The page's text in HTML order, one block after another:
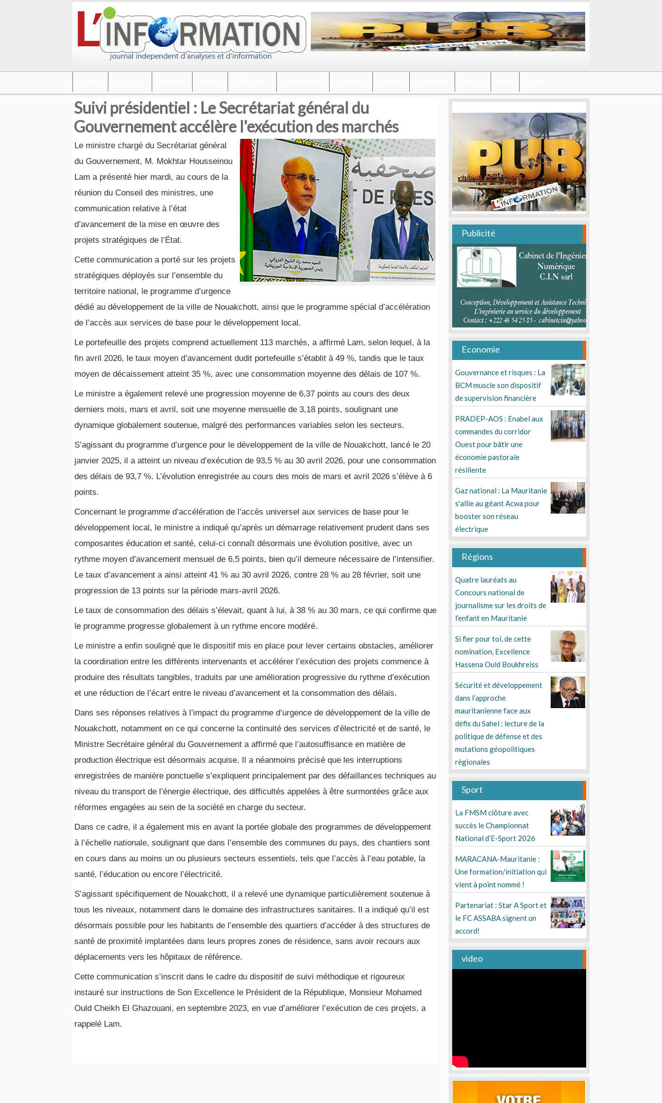
Publicité
Economie
Gouvernance et risques : La
BCM muscle son dispositif
de supervision financière
PRADEP-AOS : Enabel aux
commandes du corridor
Ouest pour bâtir une
économie pastorale
résiliente
Gaz national : La Mauritanie
s'allie au géant Acwa pour
booster son réseau
électrique
Régions
Quatre lauréats au
Concours national de
journalisme sur les droits de
l’enfant en Mauritanie
Si fier pour toi, de cette
nomination, Excellence
Hassena Ould Boukhreiss
Sécurité et développement
dans l’approche
mauritanienne face aux
défis du Sahel : lecture de la
politique de défense et des
mutations géopolitiques
régionales
Sport
La FMSM clôture avec
succès le Championnat
National d’E-Sport 2026
MARACANA-Mauritanie :
Une formation/initiation qui
vient à point nommé !
Partenariat : Star A Sport et
le FC ASSABA signent un
accord!
video
Suivi présidentiel : Le Secrétariat général du
Gouvernement accélère l'exécution des marchés
Le ministre chargé du Secrétariat général
du Gouvernement, M. Mokhtar Housseinou
Lam a présenté hier mardi, au cours de la
réunion du Conseil des ministres, une
communication relative à l’état
d’avancement de la mise en œuvre des
projets stratégiques de l’État.
Cette communication a porté sur les projets
stratégiques déployés sur l’ensemble du
territoire national, le programme d’urgence
dédié au développement de la ville de Nouakchott, ainsi que le programme spécial d’accélération
de l’accès aux services de base pour le développement local.
Le portefeuille des projets comprend actuellement 113 marchés, a affirmé Lam, selon lequel, à la
fin avril 2026, le taux moyen d’avancement dudit portefeuille s’établit à 49 %, tandis que le taux
moyen de décaissement atteint 35 %, avec une consommation moyenne des délais de 107 %.
Le ministre a également relevé une progression moyenne de 6,37 points au cours des deux
derniers mois, mars et avril, soit une moyenne mensuelle de 3,18 points, soulignant une
dynamique globalement soutenue, malgré des performances variables selon les secteurs.
S’agissant du programme d’urgence pour le développement de la ville de Nouakchott, lancé le 20
janvier 2025, il a atteint un niveau d’exécution de 93,5 % au 30 avril 2026, pour une consommation
des délais de 93,7 %. L’évolution enregistrée au cours des mois de mars et avril 2026 s’élève à 6
points.
Concernant le programme d’accélération de l’accès universel aux services de base pour le
développement local, le ministre a indiqué qu’après un démarrage relativement prudent dans ses
composantes éducation et santé, celui-ci connaît désormais une évolution positive, avec un
rythme moyen d’avancement mensuel de 6,5 points, bien qu’il demeure nécessaire de l’intensifier.
Le taux d’avancement a ainsi atteint 41 % au 30 avril 2026, contre 28 % au 28 février, soit une
progression de 13 points sur la période mars-avril 2026.
Le taux de consommation des délais s’élevait, quant à lui, à 38 % au 30 mars, ce qui confirme que
le programme progresse globalement à un rythme encore modéré.
Le ministre a enfin souligné que le dispositif mis en place pour lever certains obstacles, améliorer
la coordination entre les différents intervenants et accélérer l’exécution des projets commence à
produire des résultats tangibles, traduits par une amélioration progressive du rythme d’exécution
et une réduction de l’écart entre le niveau d’avancement et la consommation des délais.
Dans ses réponses relatives à l’impact du programme d’urgence de développement de la ville de
Nouakchott, notamment en ce qui concerne la continuité des services d’électricité et de santé, le
Ministre Secrétaire général du Gouvernement a affirmé que l’autosuffisance en matière de
production électrique est désormais acquise. Il a néanmoins précisé que les interruptions
enregistrées de manière ponctuelle s’expliquent principalement par des défaillances techniques au
niveau du transport de l’énergie électrique, des difficultés appelées à être surmontées grâce aux
réformes engagées au sein de la société en charge du secteur.
Dans ce cadre, il a également mis en avant la portée globale des programmes de développement
à l’échelle nationale, soulignant que dans l’ensemble des communes du pays, des chantiers sont
en cours dans au moins un ou plusieurs secteurs essentiels, tels que l’accès à l’eau potable, la
santé, l’éducation ou encore l’électricité.
S’agissant spécifiquement de Nouakchott, il a relevé une dynamique particulièrement soutenue à
tous les niveaux, notamment dans le domaine des infrastructures sanitaires. Il a indiqué qu’il est
désormais possible pour les habitants de l’ensemble des quartiers d’accéder à des structures de
santé de proximité implantées dans leurs propres zones de résidence, sans avoir recours aux
déplacements vers les hôpitaux de référence.
Cette communication s’inscrit dans le cadre du dispositif de suivi méthodique et rigoureux
instauré sur instructions de Son Excellence le Président de la République, Monsieur Mohamed
Ould Cheikh El Ghazouani, en septembre 2023, en vue d’améliorer l’exécution de ces projets, a
rappelé Lam.